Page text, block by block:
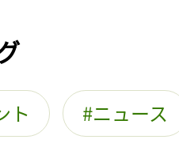
ト ニュース